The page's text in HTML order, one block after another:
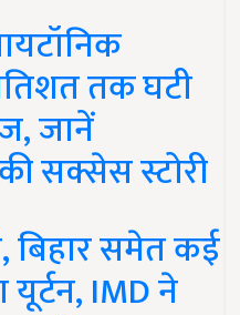
तक घटी
जानें
सक्सेस स्टोरी
बिहार समेत कई
IMD ने